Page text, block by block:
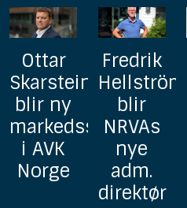
Fredrik
Hellström
blir
NRVAs
nye
adm.
Nobi
AS har
ansatt
Øystein
Kvamme
som ny
daglig